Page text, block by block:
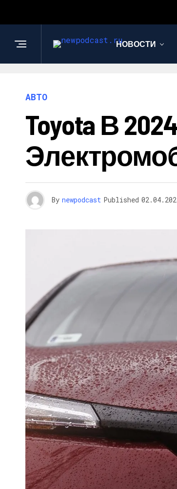
НОВОСТИ
АВТО
Toyota В
By newpodcast Published